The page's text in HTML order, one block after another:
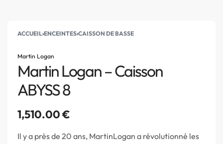
ACCUEIL›ENCEINTES›CAISSON DE BASSE
Martin Logan
Martin Logan – Caisson
ABYSS 8
1,510.00€
Il y a près de 20 ans, MartinLogan a révolutionné les